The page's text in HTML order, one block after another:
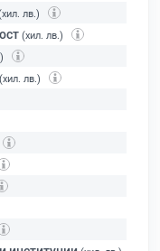
лв.)
(хил. лв.)
(хил. лв.)